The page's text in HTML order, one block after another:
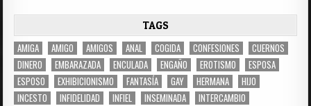
TAGS
AMIGA AMIGO AMIGOS ANAL COGIDA CONFESIONES
CUERNOS
DINERO
EMBARAZADA ENCULADA ENGAÑO EROTISMO
ESPOSA
ESPOSO
EXHIBICIONISMO FANTASÍA GAY HERMANA
HIJO
INCESTO
INFIDELIDAD INFIEL INSEMINADA
INTERCAMBIO